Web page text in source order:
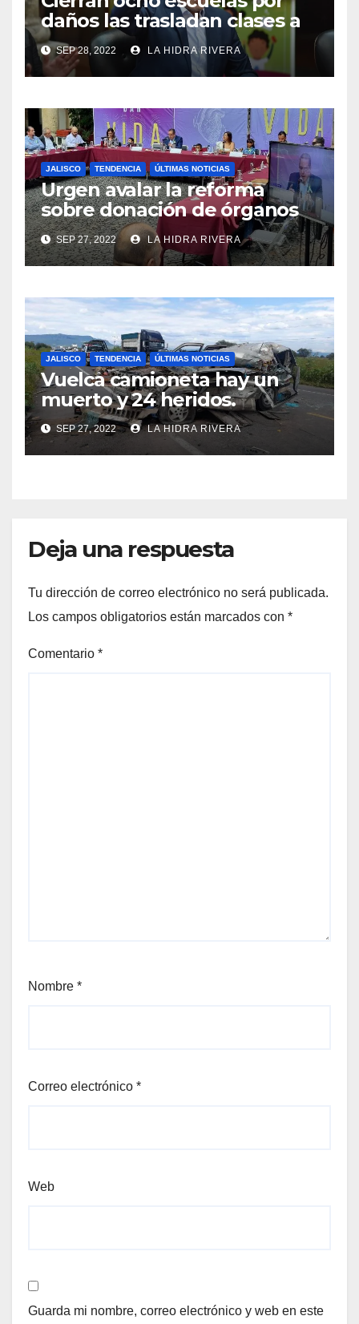
daños las trasladan clases a
sedes alternas.
SEP 28, 2022 LA HIDRA RIVERA
JALISCO TENDENCIA ÚLTIMAS NOTICIAS
Urgen avalar la reforma
sobre donación de órganos
en Jalisco.
SEP 27, 2022 LA HIDRA RIVERA
JALISCO TENDENCIA ÚLTIMAS NOTICIAS
Vuelca camioneta hay un
muerto y 24 heridos.
SEP 27, 2022 LA HIDRA RIVERA
Deja una respuesta
Tu dirección de correo electrónico no será publicada.
Los campos obligatorios están marcados con *
Comentario *
Nombre *
Correo electrónico *
Web
Guarda mi nombre, correo electrónico y web en este